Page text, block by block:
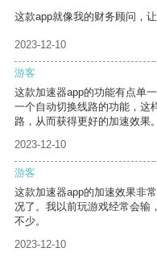
这款app就像我的财务顾问，
2023-12-10
游客
这款加速器app的功能有点单
一个自动切换线路的功能，这
路，从而获得更好的加速效果。
2023-12-10
游客
这款加速器app的加速效果非
况了。我以前玩游戏经常会输
不少。
2023-12-10